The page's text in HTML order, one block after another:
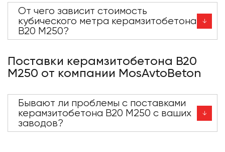
От чего зависит стоимость
кубического метра керамзитобетона
В20 М250?
Поставки керамзитобетона В20
М250 от компании MosAvtoBeton
Бывают ли проблемы с поставками
керамзитобетона В20 М250 с ваших
заводов?